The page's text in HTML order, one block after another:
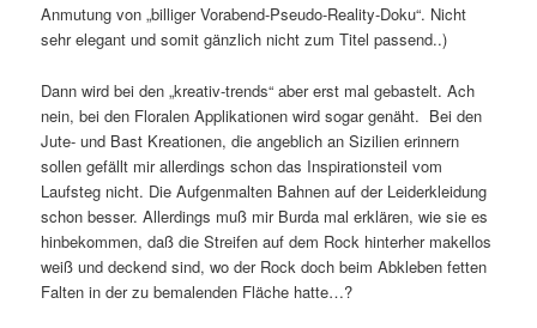
Anmutung von „billiger Vorabend-Pseudo-Reality-Doku“. Nicht
sehr elegant und somit gänzlich nicht zum Titel passend..)
Dann wird bei den „kreativ-trends“ aber erst mal gebastelt. Ach
nein, bei den Floralen Applikationen wird sogar genäht. Bei den
Jute- und Bast Kreationen, die angeblich an Sizilien erinnern
sollen gefällt mir allerdings schon das Inspirationsteil vom
Laufsteg nicht. Die Aufgenmalten Bahnen auf der Leiderkleidung
schon besser. Allerdings muß mir Burda mal erklären, wie sie es
hinbekommen, daß die Streifen auf dem Rock hinterher makellos
weiß und deckend sind, wo der Rock doch beim Abkleben fetten
Falten in der zu bemalenden Fläche hatte…?